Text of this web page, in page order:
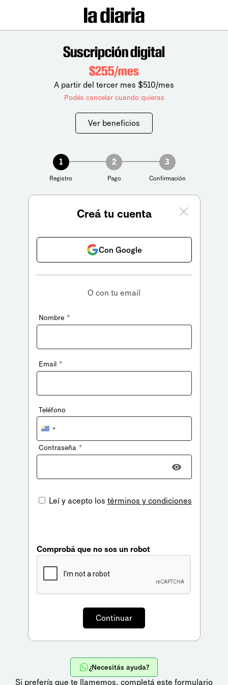
Suscripción digital
$255/mes
A partir del tercer mes $510/mes
Podés cancelar cuando quieras
Ver beneficios
1
Registro
2
Pago
3
Confirmación
Creá tu cuenta
Con Google
O con tu email
Nombre *
Email *
Teléfono
Uruguay
+598
Contraseña *
Leí y acepto los términos y condiciones
Comprobá que no sos un robot
¿Necesitás ayuda?
Si preferís que te llamemos, completá este formulario